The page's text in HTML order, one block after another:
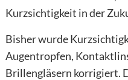
Kurzsichtigkeit in der
Bisher wurde
Augentropfen,
Brillengläsern korrigiert.